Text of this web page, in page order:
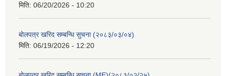
मिति: 06/20/2026 - 10:20
बोलपत्र खरिद सम्बन्धि सुचना (२०८३/०३/०४)
मिति: 06/19/2026 - 12:20